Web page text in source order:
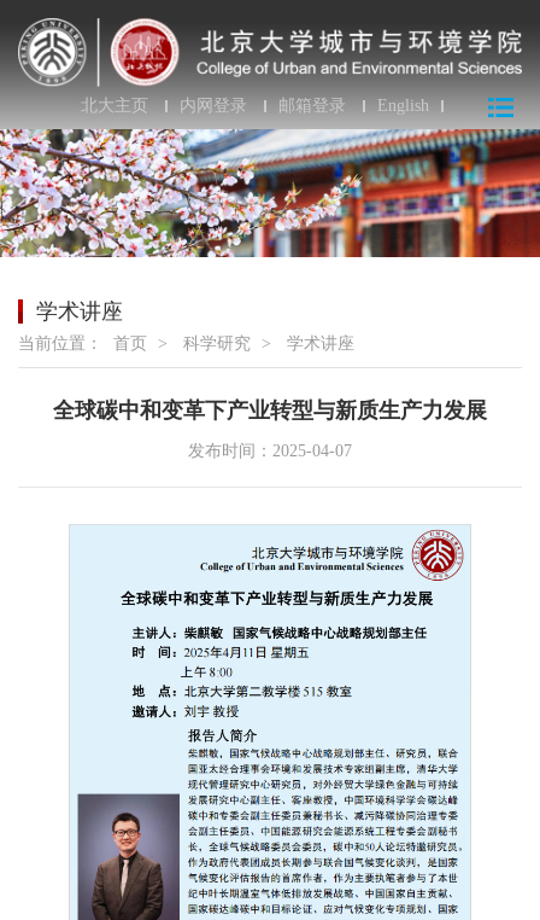
北大主页 内网登录 邮箱登录 English
学术讲座
当前位置： 首页 > 科学研究 > 学术讲座
全球碳中和变革下产业转型与新质生产力发展
发布时间：2025-04-07